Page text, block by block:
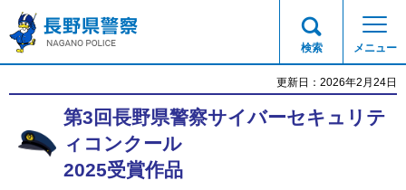
長野県警察
検索 メニュー
更新日：2026年2月24日
第3回長野県警察サイバーセキュリテ
ィコンクール
2025受賞作品